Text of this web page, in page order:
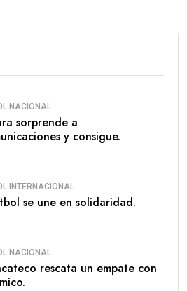
NACIONAL
sorprende a
y consigue.
INTERNACIONAL
se une en solidaridad.
NACIONAL
rescata un empate con